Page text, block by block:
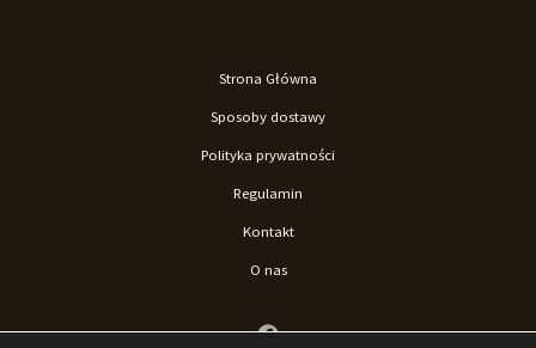
Strona Główna
Sposoby dostawy
Polityka prywatności
Regulamin
Kontakt
O nas